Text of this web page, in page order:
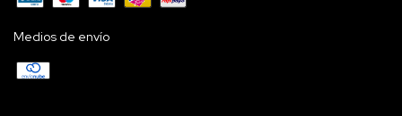
Medios de envío